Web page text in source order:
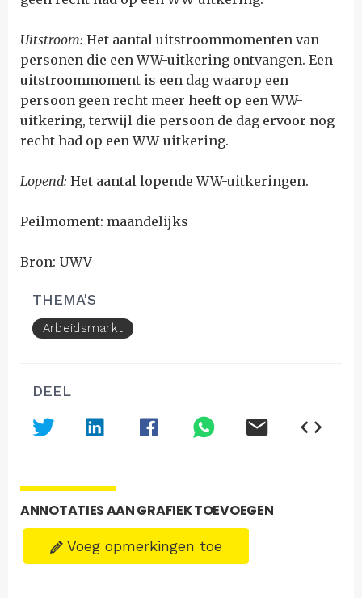
Uitstroom: Het aantal uitstroommomenten van
personen die een WW-uitkering ontvangen. Een
uitstroommoment is een dag waarop een
persoon geen recht meer heeft op een WW-
uitkering, terwijl die persoon de dag ervoor nog
recht had op een WW-uitkering.
Lopend: Het aantal lopende WW-uitkeringen.
Peilmoment: maandelijks
Bron: UWV
THEMA'S
Arbeidsmarkt
DEEL
ANNOTATIES AAN GRAFIEK TOEVOEGEN
Voeg opmerkingen toe